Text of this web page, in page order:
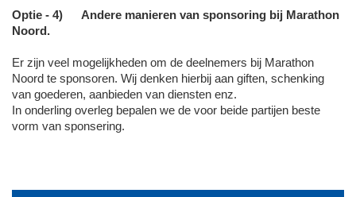
Optie - 4) Andere manieren van sponsoring bij Marathon
Noord.
Er zijn veel mogelijkheden om de deelnemers bij Marathon
Noord te sponsoren. Wij denken hierbij aan giften, schenking
van goederen, aanbieden van diensten enz.
In onderling overleg bepalen we de voor beide partijen beste
vorm van sponsering.